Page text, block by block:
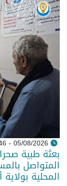
05/08/2026 - 20:46
بعثة طبية
المتواصل
المحلية